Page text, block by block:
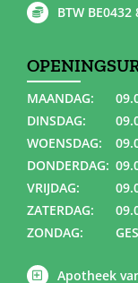
BTW BE0432
MAANDAG:
DINSDAG:
WOENSDAG:
DONDERDAG:
VRIJDAG:
ZATERDAG:
ZONDAG:
Apotheek